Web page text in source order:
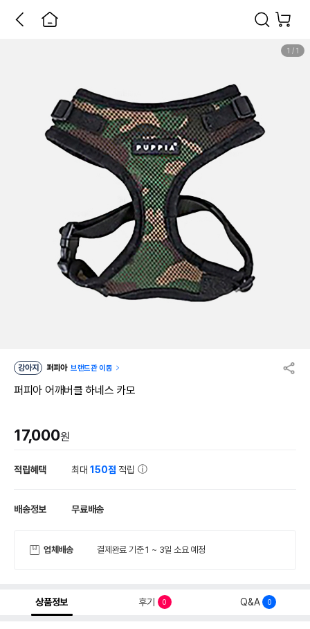
1 / 1
강아지 퍼피아 브랜드관 이동
퍼피아 어깨버클 하네스 카모
17,000원
적립혜택 최대150점 적립
배송정보 무료배송
업체배송 결제완료 기준 1 ~ 3일 소요 예정
상품정보 후기 0 Q&A 0